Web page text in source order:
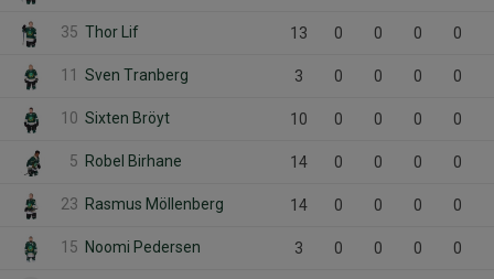
35 Thor Lif 13 0 0 0 0
11 Sven Tranberg 3 0 0 0 0
10 Sixten Bröyt 10 0 0 0 0
5 Robel Birhane 14 0 0 0 0
23 Rasmus Möllenberg 14 0 0 0 0
15 Noomi Pedersen 3 0 0 0 0